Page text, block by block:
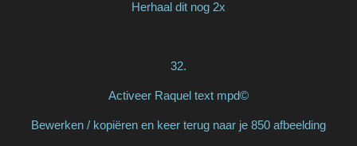
Herhaal dit nog 2x
32.
Activeer Raquel text mpd©
Bewerken / kopiëren en keer terug naar je 850 afbeelding